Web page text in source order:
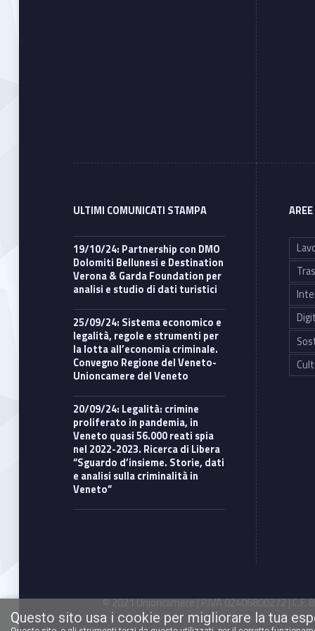
ULTIMI COMUNICATI STAMPA
19/10/24: Partnership con DMO
Dolomiti Bellunesi e Destination
Verona & Garda Foundation per
analisi e studio di dati turistici
25/09/24: Sistema economico e
legalità, regole e strumenti per
la lotta all’economia criminale.
Convegno Regione del Veneto-
Unioncamere del Veneto
20/09/24: Legalità: crimine
proliferato in pandemia, in
Veneto quasi 56.000 reati spia
nel 2022-2023. Ricerca di Libera
“Sguardo d’insieme. Storie, dati
e analisi sulla criminalità in
Veneto”
© 2021 Unioncamere | P.IVA 02406800272 | C.F.
Questo sito usa i cookie per migliorare la tua